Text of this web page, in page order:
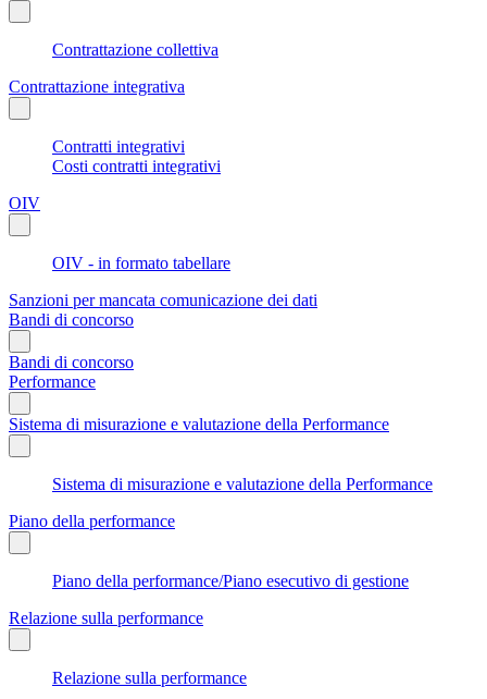
Contrattazione collettiva
Contrattazione integrativa
Contratti integrativi
Costi contratti integrativi
OIV
OIV - in formato tabellare
Sanzioni per mancata comunicazione dei dati
Bandi di concorso
Bandi di concorso
Performance
Sistema di misurazione e valutazione della Performance
Sistema di misurazione e valutazione della Performance
Piano della performance
Piano della performance/Piano esecutivo di gestione
Relazione sulla performance
Relazione sulla performance